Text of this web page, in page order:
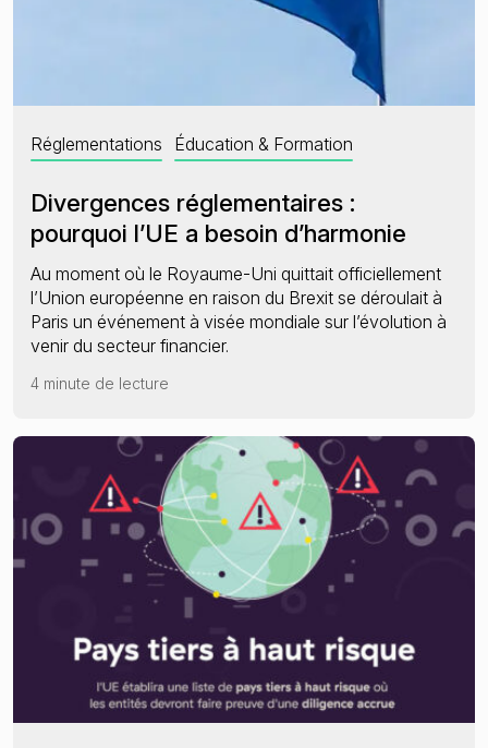
Réglementations Éducation & Formation
Divergences réglementaires :
pourquoi l’UE a besoin d’harmonie
Au moment où le Royaume-Uni quittait officiellement
l’Union européenne en raison du Brexit se déroulait à
Paris un événement à visée mondiale sur l’évolution à
venir du secteur financier.
4 minute de lecture